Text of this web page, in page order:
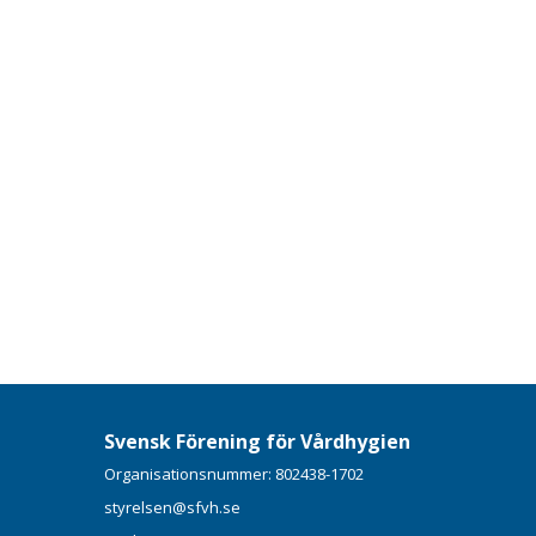
Svensk Förening för Vårdhygien
Organisationsnummer: 802438-1702
styrelsen@sfvh.se